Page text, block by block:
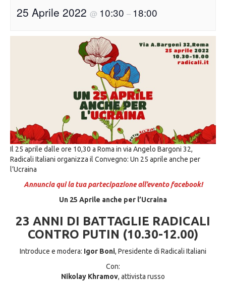
25 Aprile 2022 @ 10:30 – 18:00
Il 25 aprile dalle ore 10,30 a Roma in via Angelo Bargoni 32,
Radicali Italiani organizza il Convegno: Un 25 aprile anche per
l’Ucraina
Annuncia qui la tua partecipazione all’evento facebook!
Un 25 Aprile anche per l’Ucraina
23 ANNI DI BATTAGLIE RADICALI
CONTRO PUTIN (10.30-12.00)
Introduce e modera: Igor Boni, Presidente di Radicali Italiani
Con:
Nikolay Khramov, attivista russo